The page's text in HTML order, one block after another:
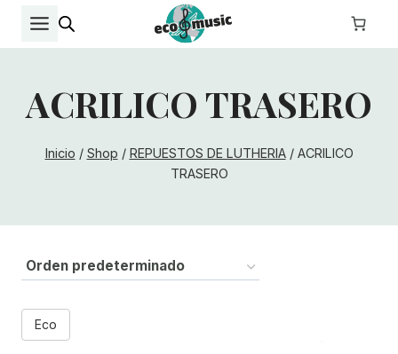
ACRILICO TRASERO
Inicio / Shop / REPUESTOS DE LUTHERIA / ACRILICO
TRASERO
Eco